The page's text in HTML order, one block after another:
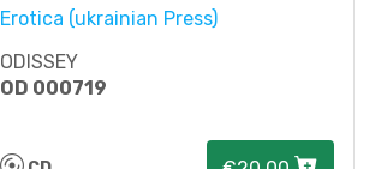
Erotica (ukrainian Press)
ODISSEY
OD 000719